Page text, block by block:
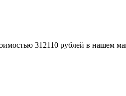
312110 рублей в нашем